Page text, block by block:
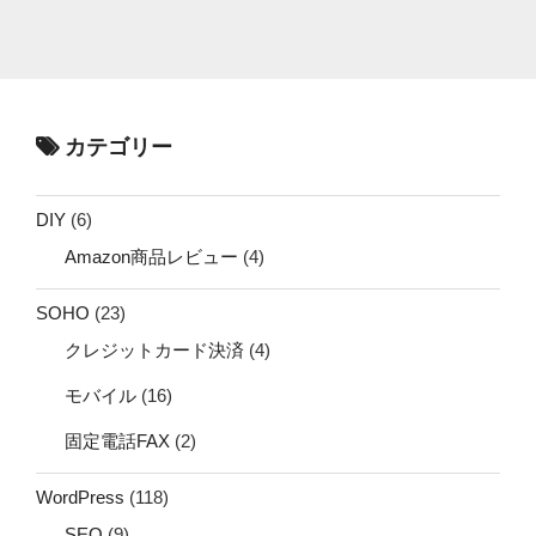
カテゴリー
DIY (6)
Amazon商品レビュー (4)
SOHO (23)
クレジットカード決済 (4)
モバイル (16)
固定電話FAX (2)
WordPress (118)